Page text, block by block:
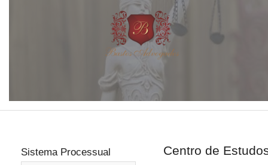
Sistema Processual Centro de